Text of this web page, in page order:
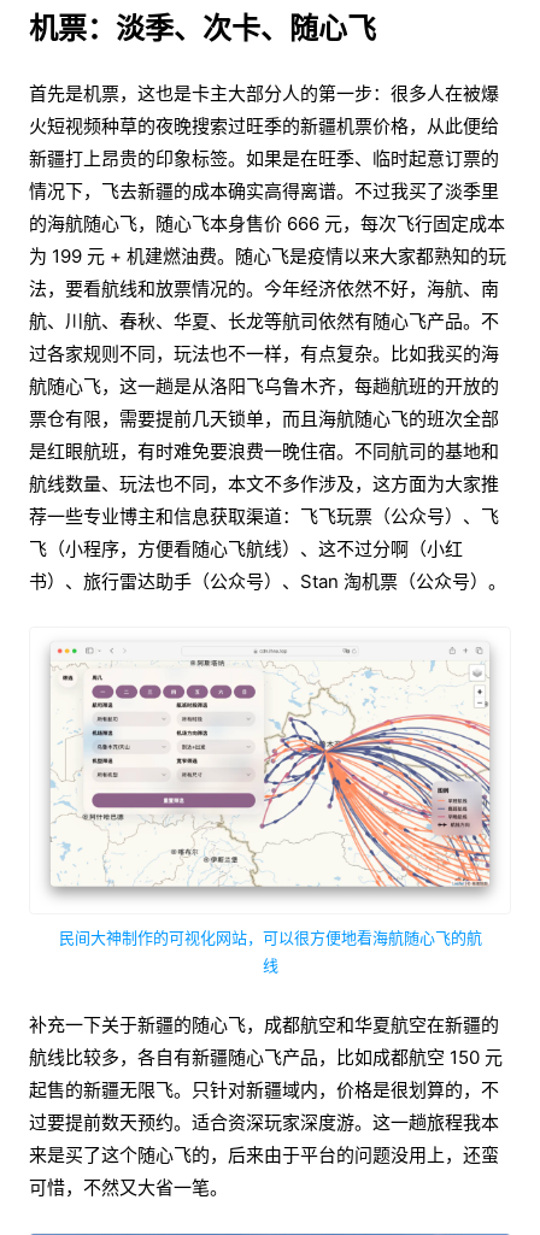
机票：淡季、次卡、随心飞
首先是机票，这也是卡主大部分人的第一步：很多人在被爆
火短视频种草的夜晚搜索过旺季的新疆机票价格，从此便给
新疆打上昂贵的印象标签。如果是在旺季、临时起意订票的
情况下，飞去新疆的成本确实高得离谱。不过我买了淡季里
的海航随心飞，随心飞本身售价 666 元，每次飞行固定成本
为 199 元 + 机建燃油费。随心飞是疫情以来大家都熟知的玩
法，要看航线和放票情况的。今年经济依然不好，海航、南
航、川航、春秋、华夏、长龙等航司依然有随心飞产品。不
过各家规则不同，玩法也不一样，有点复杂。比如我买的海
航随心飞，这一趟是从洛阳飞乌鲁木齐，每趟航班的开放的
票仓有限，需要提前几天锁单，而且海航随心飞的班次全部
是红眼航班，有时难免要浪费一晚住宿。不同航司的基地和
航线数量、玩法也不同，本文不多作涉及，这方面为大家推
荐一些专业博主和信息获取渠道：飞飞玩票（公众号）、飞
飞（小程序，方便看随心飞航线）、这不过分啊（小红
书）、旅行雷达助手（公众号）、Stan 淘机票（公众号）。
民间大神制作的可视化网站，可以很方便地看海航随心飞的航
线
补充一下关于新疆的随心飞，成都航空和华夏航空在新疆的
航线比较多，各自有新疆随心飞产品，比如成都航空 150 元
起售的新疆无限飞。只针对新疆域内，价格是很划算的，不
过要提前数天预约。适合资深玩家深度游。这一趟旅程我本
来是买了这个随心飞的，后来由于平台的问题没用上，还蛮
可惜，不然又大省一笔。